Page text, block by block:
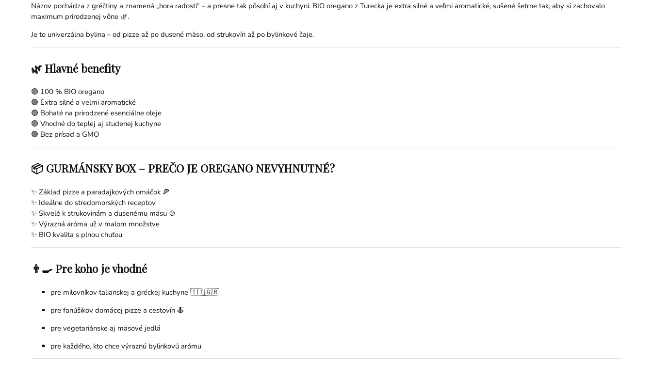
Názov pochádza z gréčtiny a znamená „hora radosti“ – a presne tak pôsobí aj v kuchyni. BIO oregano z Turecka je extra silné a veľmi aromatické, sušené šetrne tak, aby si zachovalo
maximum prirodzenej vône 🌿.
Je to univerzálna bylina – od pizze až po dusené mäso, od strukovín až po bylinkové čaje.
🌿 Hlavné benefity
🟢 100 % BIO oregano
🟢 Extra silné a veľmi aromatické
🟢 Bohaté na prirodzené esenciálne oleje
🟢 Vhodné do teplej aj studenej kuchyne
🟢 Bez prísad a GMO
📦 GURMÁNSKY BOX – PREČO JE OREGANO NEVYHNUTNÉ?
✨ Základ pizze a paradajkových omáčok 🍕
✨ Ideálne do stredomorských receptov
✨ Skvelé k strukovinám a dusenému mäsu 🍲
✨ Výrazná aróma už v malom množstve
✨ BIO kvalita s plnou chuťou
👨‍🍳 Pre koho je vhodné
pre milovníkov talianskej a gréckej kuchyne 🇮🇹🇬🇷
pre fanúšikov domácej pizze a cestovín 🍝
pre vegetariánske aj mäsové jedlá
pre každého, kto chce výraznú bylinkovú arómu